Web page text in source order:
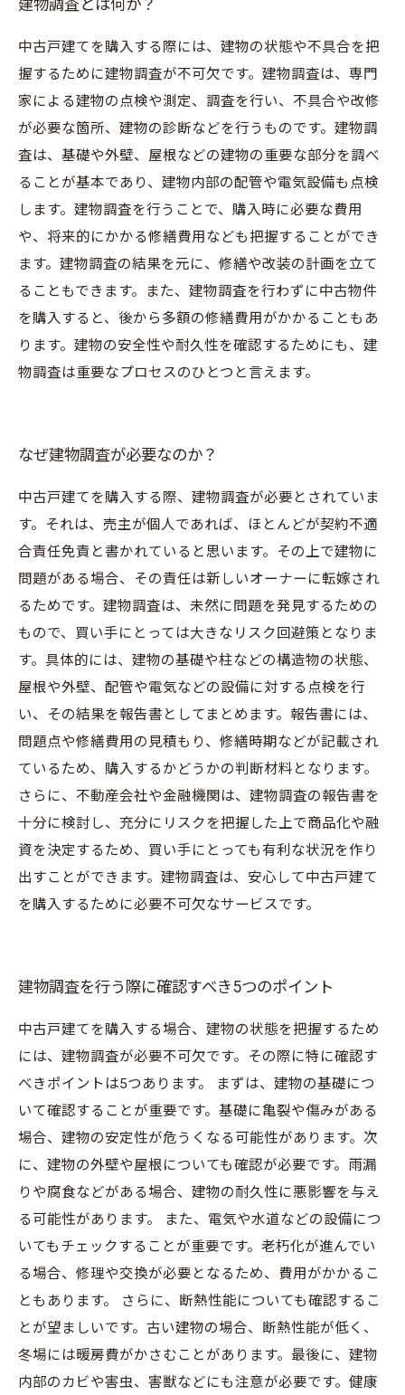
建物調査とは何か？
中古戸建てを購入する際には、建物の状態や不具合を把
握するために建物調査が不可欠です。建物調査は、専門
家による建物の点検や測定、調査を行い、不具合や改修
が必要な箇所、建物の診断などを行うものです。建物調
査は、基礎や外壁、屋根などの建物の重要な部分を調べ
ることが基本であり、建物内部の配管や電気設備も点検
します。建物調査を行うことで、購入時に必要な費用
や、将来的にかかる修繕費用なども把握することができ
ます。建物調査の結果を元に、修繕や改装の計画を立て
ることもできます。また、建物調査を行わずに中古物件
を購入すると、後から多額の修繕費用がかかることもあ
ります。建物の安全性や耐久性を確認するためにも、建
物調査は重要なプロセスのひとつと言えます。
なぜ建物調査が必要なのか？
中古戸建てを購入する際、建物調査が必要とされていま
す。それは、売主が個人であれば、ほとんどが契約不適
合責任免責と書かれていると思います。その上で建物に
問題がある場合、その責任は新しいオーナーに転嫁され
るためです。建物調査は、未然に問題を発見するための
もので、買い手にとっては大きなリスク回避策となりま
す。具体的には、建物の基礎や柱などの構造物の状態、
屋根や外壁、配管や電気などの設備に対する点検を行
い、その結果を報告書としてまとめます。報告書には、
問題点や修繕費用の見積もり、修繕時期などが記載され
ているため、購入するかどうかの判断材料となります。
さらに、不動産会社や金融機関は、建物調査の報告書を
十分に検討し、充分にリスクを把握した上で商品化や融
資を決定するため、買い手にとっても有利な状況を作り
出すことができます。建物調査は、安心して中古戸建て
を購入するために必要不可欠なサービスです。
建物調査を行う際に確認すべき5つのポイント
中古戸建てを購入する場合、建物の状態を把握するため
には、建物調査が必要不可欠です。その際に特に確認す
べきポイントは5つあります。 まずは、建物の基礎につ
いて確認することが重要です。基礎に亀裂や傷みがある
場合、建物の安定性が危うくなる可能性があります。次
に、建物の外壁や屋根についても確認が必要です。雨漏
りや腐食などがある場合、建物の耐久性に悪影響を与え
る可能性があります。 また、電気や水道などの設備につ
いてもチェックすることが重要です。老朽化が進んでい
る場合、修理や交換が必要となるため、費用がかかるこ
ともあります。 さらに、断熱性能についても確認するこ
とが望ましいです。古い建物の場合、断熱性能が低く、
冬場には暖房費がかさむことがあります。最後に、建物
内部のカビや害虫、害獣などにも注意が必要です。健康